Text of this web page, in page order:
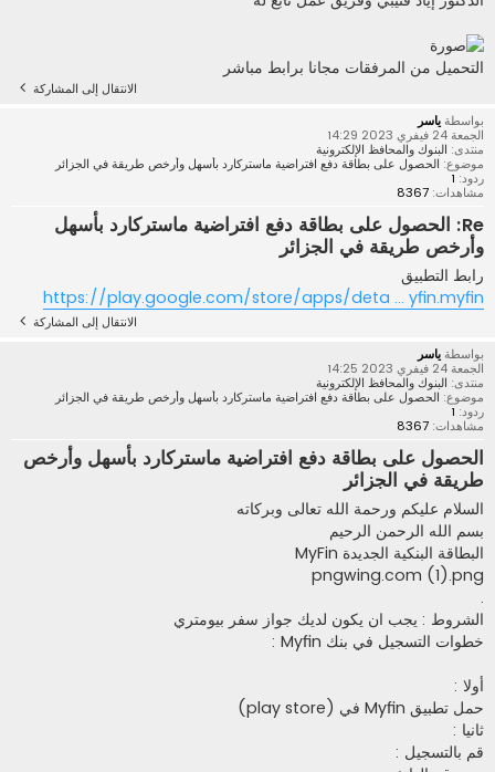
التحميل من المرفقات مجانا برابط مباشر
الانتقال إلى المشاركة
بواسطةياسر
الجمعة 24 فيفري 2023 14:29
منتدى: البنوك والمحافظ الإلكترونية
موضوع: الحصول على بطاقة دفع افتراضية ماستركارد بأسهل وأرخص طريقة في الجزائر
ردود:
مشاهدات: 8367
Re: الحصول على بطاقة دفع افتراضية ماستركارد بأسهل
وأرخص طريقة في الجزائر
رابط التطبيق
https://play.google.com/store/apps/deta ... yfin.myfin
الانتقال إلى المشاركة
بواسطةياسر
الجمعة 24 فيفري 2023 14:25
منتدى: البنوك والمحافظ الإلكترونية
موضوع: الحصول على بطاقة دفع افتراضية ماستركارد بأسهل وأرخص طريقة في الجزائر
ردود:
مشاهدات: 8367
الحصول على بطاقة دفع افتراضية ماستركارد بأسهل وأرخص
طريقة في الجزائر
السلام عليكم ورحمة الله تعالى وبركاته
بسم الله الرحمن الرحيم
البطاقة البنكية الجديدة MyFin
pngwing.com (1).png
الشروط : يجب ان يكون لديك جواز سفر بيومتري
خطوات التسجيل في بنك Myfin :
أولا :
حمل تطبيق Myfin في (play store)
ثانيا :
قم بالتسجيل :